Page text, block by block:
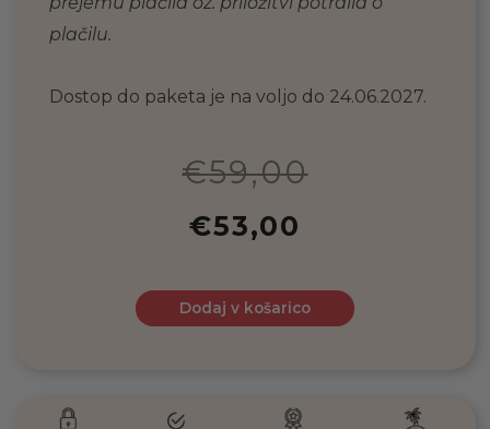
plačilu.
Dostop do paketa je na voljo do 24.06.2027.
€59,00
€53,00
Dodaj v košarico